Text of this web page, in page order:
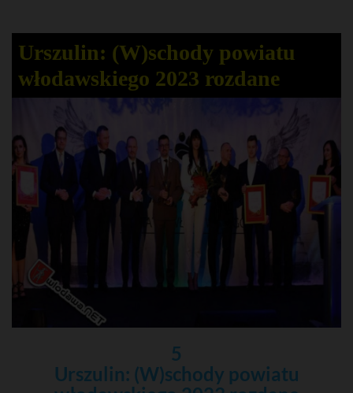
Urszulin: (W)schody powiatu
włodawskiego 2023 rozdane
5
Urszulin: (W)schody powiatu